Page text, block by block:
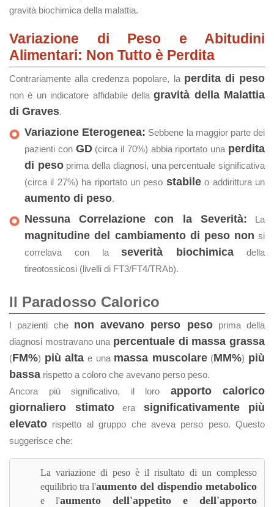
gravità biochimica della malattia.
Variazione di Peso e Abitudini
Alimentari: Non Tutto è Perdita
Contrariamente alla credenza popolare, la perdita di peso
non è un indicatore affidabile dellagravità della Malattia
di Graves.
Variazione Eterogenea: Sebbene la maggior parte dei
pazienti con GD(circa il 70%) abbia riportato una perdita
di pesoprima della diagnosi, una percentuale significativa
(circa il 27%) ha riportato un peso stabileo addirittura un
aumento di peso.
Nessuna Correlazione con la Severità: La
magnitudine del cambiamento di peso non si
correlava con laseverità biochimica della
tireotossicosi (livelli di FT3/FT4/TRAb).
Il Paradosso Calorico
I pazienti che non avevano perso pesoprima della
diagnosi mostravano una percentuale di massa grassa
(FM%) più alta e una massa muscolare(MM%) più
bassa rispetto a coloro che avevano perso peso.
Ancora più significativo, il loro apporto calorico
giornaliero stimatoera significativamente più
elevato rispetto al gruppo che aveva perso peso. Questo
suggerisce che:
La variazione di peso è il risultato di un complesso
equilibrio tra l'aumento del dispendio metabolico
e l'aumento dell'appetito e dell'apporto